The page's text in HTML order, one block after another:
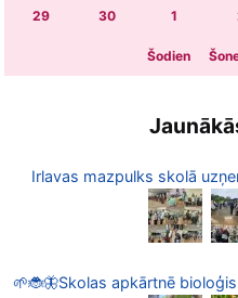
29
30 1
Šodien
Irlavas mazpulks skolā
🌱🐞🦋Skolas apkārtnē